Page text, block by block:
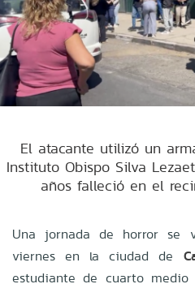
El atacante utilizó un
Instituto Obispo Silva
años falleció en el
Una jornada de horror se
viernes en la ciudad de
estudiante de cuarto medio